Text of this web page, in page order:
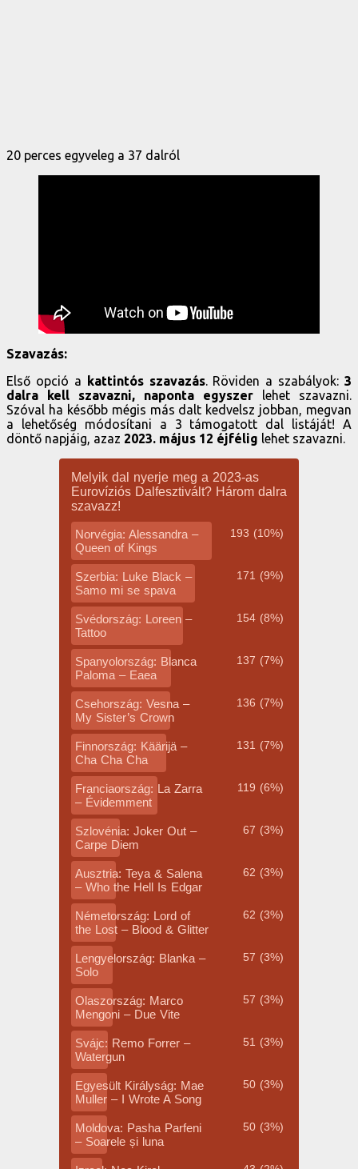
20 perces egyveleg a 37 dalról
Szavazás:
Első opció a kattintós szavazás. Röviden a szabályok: 3
dalra kell szavazni, naponta egyszer lehet szavazni.
Szóval ha később mégis más dalt kedvelsz jobban, megvan
a lehetőség módosítani a 3 támogatott dal listáját! A
döntő napjáig, azaz 2023. május 12 éjfélig lehet szavazni.